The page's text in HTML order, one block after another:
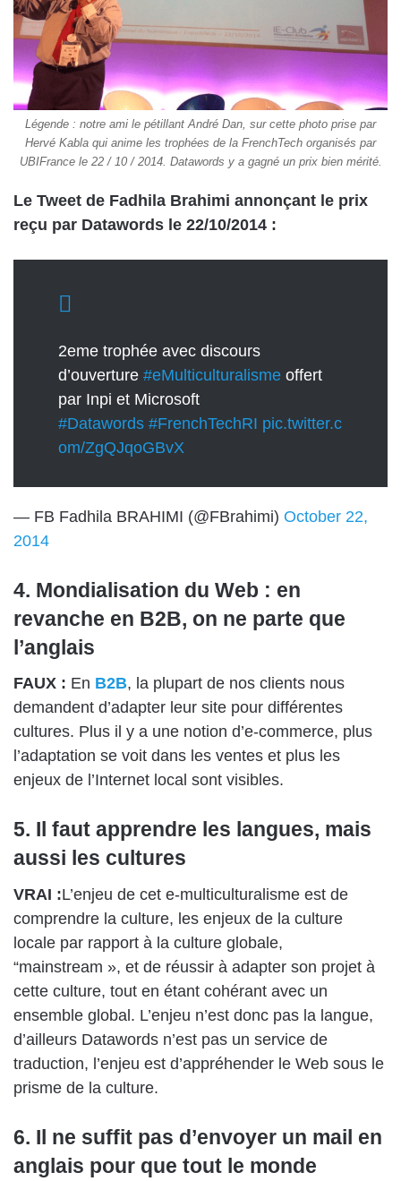
Légende : notre ami le pétillant André Dan, sur cette photo prise par
Hervé Kabla qui anime les trophées de la FrenchTech organisés par
UBIFrance le 22 / 10 / 2014. Datawords y a gagné un prix bien mérité.
Le Tweet de Fadhila Brahimi annonçant le prix
reçu par Datawords le 22/10/2014 :
2eme trophée avec discours
d’ouverture #eMulticulturalisme offert
par Inpi et Microsoft
#Datawords #FrenchTechRI pic.twitter.c
om/ZgQJqoGBvX
— FB Fadhila BRAHIMI (@FBrahimi) October 22,
2014
4. Mondialisation du Web : en
revanche en B2B, on ne parte que
l’anglais
FAUX : En B2B, la plupart de nos clients nous
demandent d’adapter leur site pour différentes
cultures. Plus il y a une notion d’e-commerce, plus
l’adaptation se voit dans les ventes et plus les
enjeux de l’Internet local sont visibles.
5. Il faut apprendre les langues, mais
aussi les cultures
VRAI :L’enjeu de cet e-multiculturalisme est de
comprendre la culture, les enjeux de la culture
locale par rapport à la culture globale,
“mainstream », et de réussir à adapter son projet à
cette culture, tout en étant cohérant avec un
ensemble global. L’enjeu n’est donc pas la langue,
d’ailleurs Datawords n’est pas un service de
traduction, l’enjeu est d’appréhender le Web sous le
prisme de la culture.
6. Il ne suffit pas d’envoyer un mail en
anglais pour que tout le monde